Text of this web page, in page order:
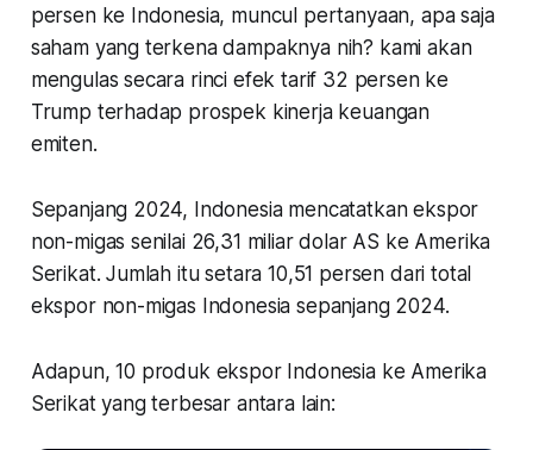
persen ke Indonesia, muncul pertanyaan, apa saja
saham yang terkena dampaknya nih? kami akan
mengulas secara rinci efek tarif 32 persen ke
Trump terhadap prospek kinerja keuangan
emiten.
Sepanjang 2024, Indonesia mencatatkan ekspor
non-migas senilai 26,31 miliar dolar AS ke Amerika
Serikat. Jumlah itu setara 10,51 persen dari total
ekspor non-migas Indonesia sepanjang 2024.
Adapun, 10 produk ekspor Indonesia ke Amerika
Serikat yang terbesar antara lain: